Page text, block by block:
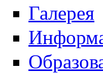
Галерея